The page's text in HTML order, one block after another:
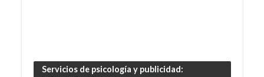
Servicios de psicología y publicidad: